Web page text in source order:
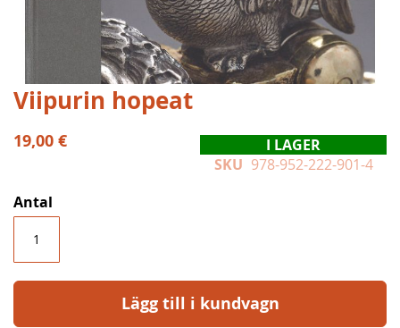
Hoppa
till
början
av
Viipurin hopeat
19,00 €
I LAGER
SKU 978-952-222-901-4
Antal
Lägg till i kundvagn